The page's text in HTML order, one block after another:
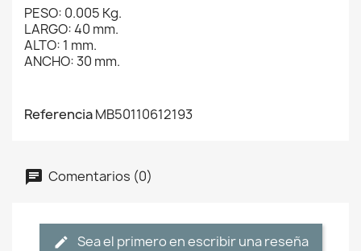
PESO: 0.005 Kg.
LARGO: 40 mm.
ALTO: 1 mm.
ANCHO: 30 mm.
ReferenciaMB50110612193
Comentarios (0)
Sea el primero en escribir una reseña